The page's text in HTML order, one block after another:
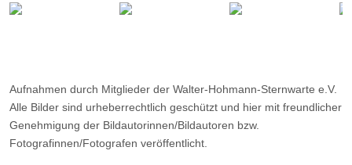
102/1000, 3-fach Baader- Telezentrik, D-ERF, PST-Etalon, Lunt
Aufnahmen durch Mitglieder der Walter-Hohmann-Sternwarte e.V.
Alle Bilder sind urheberrechtlich geschützt und hier mit freundlicher
Genehmigung der Bildautorinnen/Bildautoren bzw.
Fotografinnen/Fotografen veröffentlicht.